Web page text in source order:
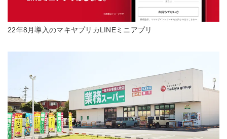
22年8月導入のマキヤプリカLINEミニアプリ